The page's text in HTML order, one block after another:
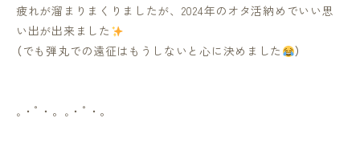
疲れが溜まりまくりましたが、2024年のオタ活納めでいい思
い出が出来ました
（でも弾丸での遠征はもうしないと心に決めました
）
｡・ﾟ・。｡・ﾟ・。